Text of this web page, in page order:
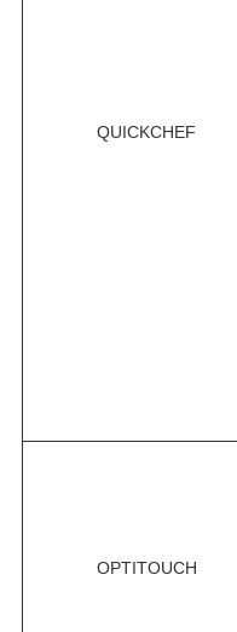
QUICKCHEF
OPTITOUCH